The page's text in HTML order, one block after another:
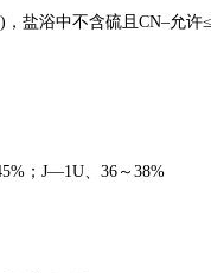
浴中不含硫且CN–允许
；J—1U、36～38%